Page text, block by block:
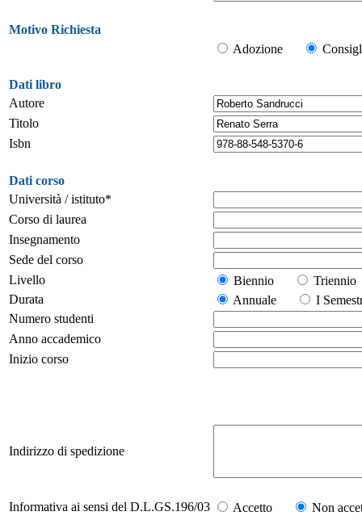
Motivo Richiesta
Adozione
Dati libro
Autore
Titolo
Isbn
Dati corso
Università / istituto*
Corso di laurea
Insegnamento
Sede del corso
Livello
Biennio
Durata
Annuale
I
Numero studenti
Anno accademico
Inizio corso
Indirizzo di spedizione
Informativa ai sensi del D.L.GS.196/03 Accetto Non